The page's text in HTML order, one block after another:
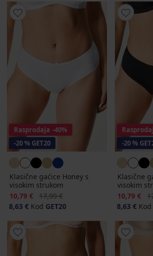
Rasprodaja -40%
-20 % GET20
Klasične gaćice Honey s
visokim strukom
Popust
10,79 € Prvobitna cijena
17,99 €
8,63 € Kod GET20
-20 %
Klasične
visokim
Popust
10,79 €
8,63 € Kod